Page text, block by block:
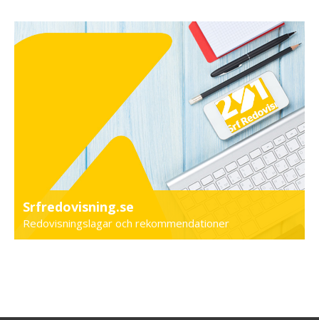
Srfredovisning.se
Redovisningslagar och rekommendationer